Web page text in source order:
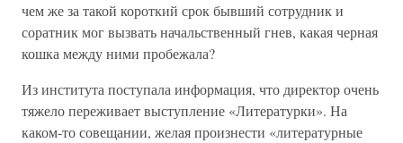
чем же за такой короткий срок бывший сотрудник и
соратник мог вызвать начальственный гнев, какая черная
кошка между ними пробежала?
Из института поступала информация, что директор очень
тяжело переживает выступление «Литературки». На
каком-то совещании, желая произнести «литературные